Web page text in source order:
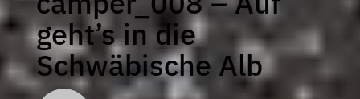
geht’s in die
Schwäbische Alb